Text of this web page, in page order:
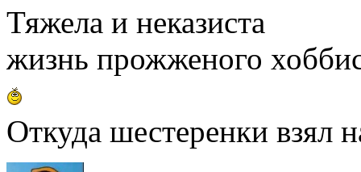
Тяжела и неказиста
жизнь прожженого
Откуда шестеренки взял